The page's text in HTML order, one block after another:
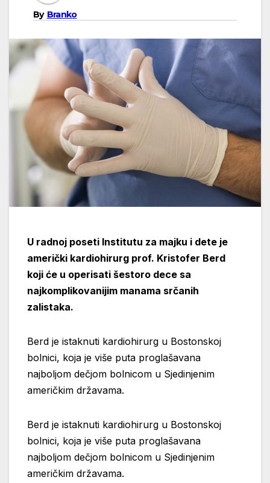
By Branko
U radnoj poseti Institutu za majku i dete je
američki kardiohirurg prof. Kristofer Berd
koji će u operisati šestoro dece sa
najkomplikovanijim manama srčanih
zalistaka.
Berd je istaknuti kardiohirurg u Bostonskoj
bolnici, koja je više puta proglašavana
najboljom dečjom bolnicom u Sjedinjenim
američkim državama.
Berd je istaknuti kardiohirurg u Bostonskoj
bolnici, koja je više puta proglašavana
najboljom dečjom bolnicom u Sjedinjenim
američkim državama.